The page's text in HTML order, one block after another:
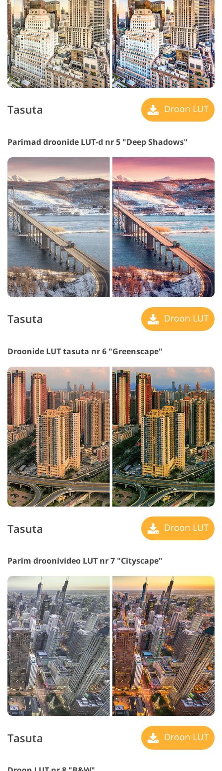
Tasuta Droon LUT
Parimad droonide LUT-d nr 5 "Deep Shadows"
Tasuta Droon LUT
Droonide LUT tasuta nr 6 "Greenscape"
Tasuta Droon LUT
Parim droonivideo LUT nr 7 "Cityscape"
Tasuta Droon LUT